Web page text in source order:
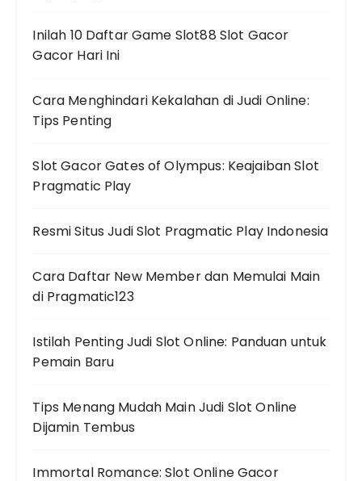
Inilah 10 Daftar Game Slot88 Slot Gacor
Gacor Hari Ini
Cara Menghindari Kekalahan di Judi Online:
Tips Penting
Slot Gacor Gates of Olympus: Keajaiban Slot
Pragmatic Play
Resmi Situs Judi Slot Pragmatic Play Indonesia
Cara Daftar New Member dan Memulai Main
di Pragmatic123
Istilah Penting Judi Slot Online: Panduan untuk
Pemain Baru
Tips Menang Mudah Main Judi Slot Online
Dijamin Tembus
Immortal Romance: Slot Online Gacor